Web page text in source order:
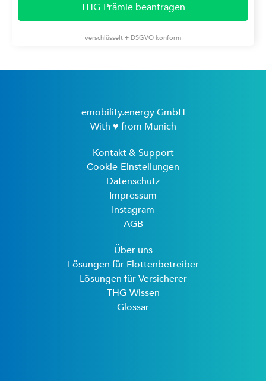
THG-Prämie beantragen
verschlüsselt + DSGVO konform
emobility.energy GmbH
With ♥ from Munich
Kontakt & Support
Cookie-Einstellungen
Datenschutz
Impressum
Instagram
AGB
Über uns
Lösungen für Flottenbetreiber
Lösungen für Versicherer
THG-Wissen
Glossar